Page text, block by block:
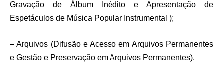
Gravação de Álbum Inédito e Apresentação de
Espetáculos de Música Popular Instrumental );
– Arquivos (Difusão e Acesso em Arquivos Permanentes
e Gestão e Preservação em Arquivos Permanentes).